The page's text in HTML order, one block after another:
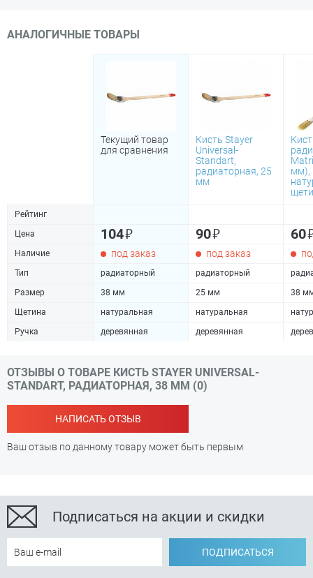
АНАЛОГИЧНЫЕ ТОВАРЫ
Текущий товар
для сравнения
Кисть Stayer
Universal-
Standart,
радиаторная, 25
мм
мм),
Рейтинг
Цена
104₽ 90₽ 60
Наличие под заказ под заказ
Тип радиаторный радиаторный
Размер
38 мм 25 мм
38
Щетина
натуральная натуральная
Ручка
деревянная деревянная
ОТЗЫВЫ О ТОВАРЕ КИСТЬ STAYER UNIVERSAL-
STANDART, РАДИАТОРНАЯ, 38 ММ (0)
НАПИСАТЬ ОТЗЫВ
Ваш отзыв по данному товару может быть первым
Подписаться на акции и скидки
ПОДПИСАТЬСЯ